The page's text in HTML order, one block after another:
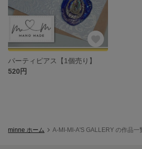
パーティピアス【1個売り】
520円
minne ホーム A-MI-MI-A'S GALLERY の作品一